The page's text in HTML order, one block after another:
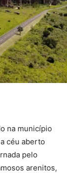
na município
céu aberto
pelo
arenitos,